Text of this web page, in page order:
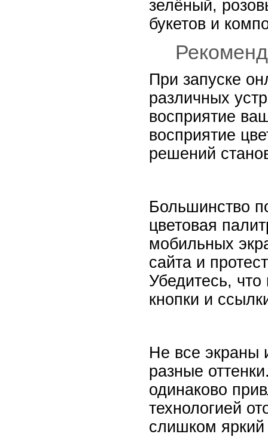
зелёный,
букетов и
При запуске
различных
восприятие
восприятие
решений
Большинство
цветовая
мобильных
сайта и
Убедитесь,
кнопки и
Не все экраны
разные
одинаково
технологией
слишком яркий